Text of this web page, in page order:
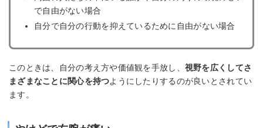
で自由がない場合
自分で自分の行動を抑えているために自由がない場合
このときは、自分の考え方や価値観を手放し、 視野を広くしてさ
まざまなことに関心を持つようにしたりするのが良いとされてい
ます。